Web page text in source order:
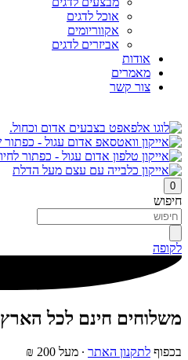
אוכל לדגים
אקווריומים
אביזרים לדגים
אודות
מאמרים
צור קשר
0
חיפוש
לקופה
משלוחים חינם לכל הארץ
בכפוף לתקנון האתר ∙ מעל 200 ₪